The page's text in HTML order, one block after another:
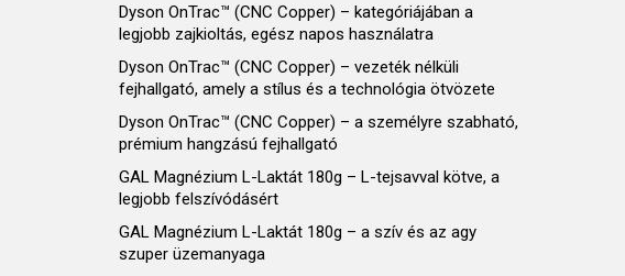
Dyson OnTrac™ (CNC Copper) – kategóriájában a
legjobb zajkioltás, egész napos használatra
Dyson OnTrac™ (CNC Copper) – vezeték nélküli
fejhallgató, amely a stílus és a technológia ötvözete
Dyson OnTrac™ (CNC Copper) – a személyre szabható,
prémium hangzású fejhallgató
GAL Magnézium L-Laktát 180g – L-tejsavval kötve, a
legjobb felszívódásért
GAL Magnézium L-Laktát 180g – a szív és az agy
szuper üzemanyaga